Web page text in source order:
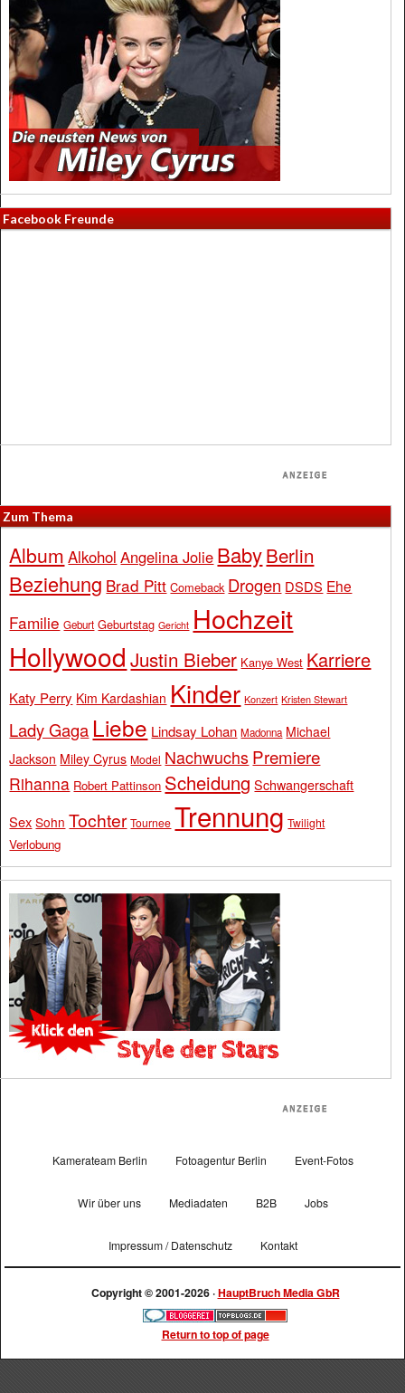
Facebook Freunde
Zum Thema
Album Alkohol Angelina Jolie BabyBerlin
Beziehung Brad Pitt Comeback Drogen DSDS Ehe
Familie Geburt Geburtstag Gericht Hochzeit
Hollywood Justin Bieber Kanye West Karriere
Katy Perry Kim Kardashian Kinder Konzert Kristen Stewart
Lady Gaga Liebe Lindsay Lohan Madonna Michael
Jackson Miley Cyrus Model Nachwuchs Premiere
Rihanna Robert Pattinson Scheidung Schwangerschaft
Sex Sohn Tochter Tournee Trennung Twilight
Verlobung
Kamerateam Berlin Fotoagentur Berlin Event-Fotos
Wir über uns Mediadaten B2B Jobs
Impressum / Datenschutz Kontakt
Copyright © 2001-2026 ·HauptBruch Media GbR
Return to top of page